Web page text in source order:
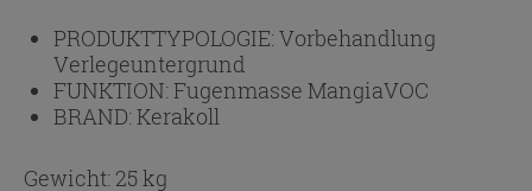
PRODUKTTYPOLOGIE:Vorbehandlung
Verlegeuntergrund
FUNKTION:Fugenmasse MangiaVOC
BRAND:Kerakoll
Gewicht: 25 kg